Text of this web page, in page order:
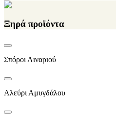
Ξηρά προϊόντα
Σπόροι Λιναριού
Αλεύρι Αμυγδάλου